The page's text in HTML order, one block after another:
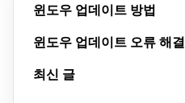
윈도우 업데이트 방법
윈도우 업데이트 오류 해결
최신 글